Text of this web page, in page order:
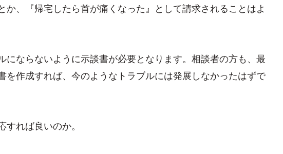
か、『帰宅したら首が痛くなった』として請求されることはよ
にならないように示談書が必要となります。相談者の方も、最
を作成すれば、今のようなトラブルには発展しなかったはずで
れば良いのか。